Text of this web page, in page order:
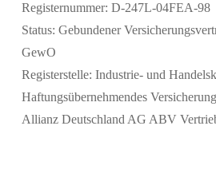
Registernummer: D-247L-04FEA-98
Status: Gebundener
GewO
Registerstelle: Industrie- und
Haftungsübernehmendes
Allianz Deutschland AG ABV